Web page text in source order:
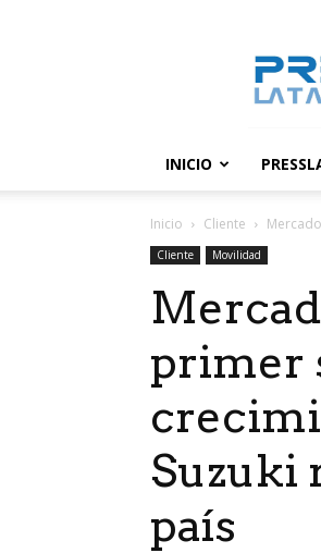
noticias
INICIO
Inicio Cliente
Cliente Movilidad
primer
Suzuki
país